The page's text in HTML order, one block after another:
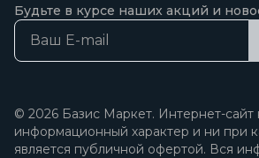
Будьте в курсе наших акций и
© 2026 Базис Маркет. Интернет-сайт
информационный характер и ни при
является публичной офертой. Вся